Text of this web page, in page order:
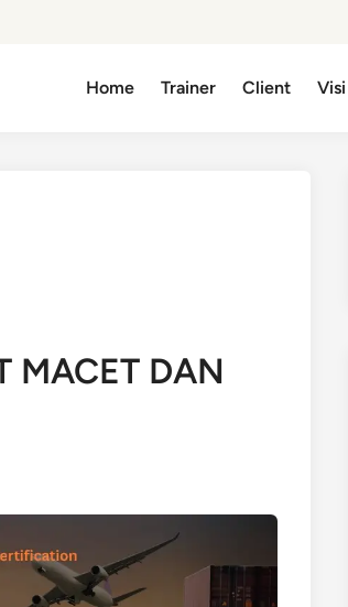
Home Trainer Client
MACET DAN